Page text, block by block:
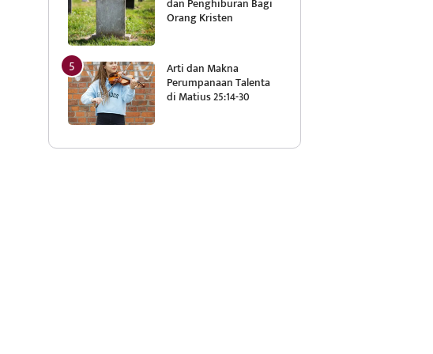
Orang Kristen
Arti dan Makna
Perumpanaan Talenta
di Matius 25:14-30